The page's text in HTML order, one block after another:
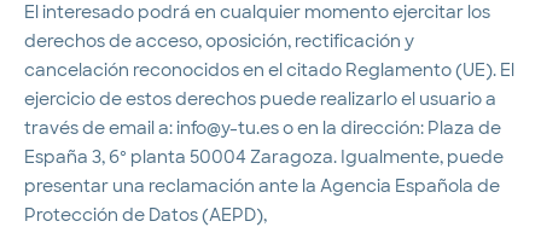
El interesado podrá en cualquier momento ejercitar los
derechos de acceso, oposición, rectificación y
cancelación reconocidos en el citado Reglamento (UE). El
ejercicio de estos derechos puede realizarlo el usuario a
través de email a: info@y-tu.es o en la dirección: Plaza de
España 3, 6º planta 50004 Zaragoza. Igualmente, puede
presentar una reclamación ante la Agencia Española de
Protección de Datos (AEPD),